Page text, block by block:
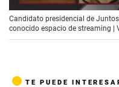
Candidato presidencial de
conocido espacio de streaming |
TE PUEDE